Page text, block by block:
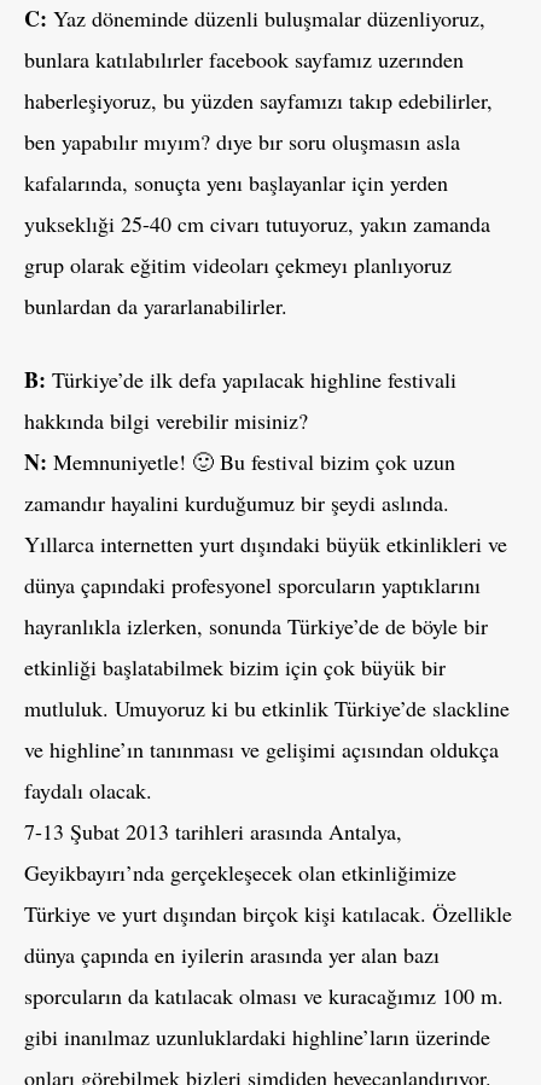
C: Yaz döneminde düzenli buluşmalar düzenliyoruz,
bunlara katılabılırler facebook sayfamız uzerınden
haberleşiyoruz, bu yüzden sayfamızı takıp edebilirler,
ben yapabılır mıyım? dıye bır soru oluşmasın asla
kafalarında, sonuçta yenı başlayanlar için yerden
yukseklıği 25-40 cm civarı tutuyoruz, yakın zamanda
grup olarak eğitim videoları çekmeyı planlıyoruz
bunlardan da yararlanabilirler.
B: Türkiye’de ilk defa yapılacak highline festivali
hakkında bilgi verebilir misiniz?
N: Memnuniyetle! 🙂 Bu festival bizim çok uzun
zamandır hayalini kurduğumuz bir şeydi aslında.
Yıllarca internetten yurt dışındaki büyük etkinlikleri ve
dünya çapındaki profesyonel sporcuların yaptıklarını
hayranlıkla izlerken, sonunda Türkiye’de de böyle bir
etkinliği başlatabilmek bizim için çok büyük bir
mutluluk. Umuyoruz ki bu etkinlik Türkiye’de slackline
ve highline’ın tanınması ve gelişimi açısından oldukça
faydalı olacak.
7-13 Şubat 2013 tarihleri arasında Antalya,
Geyikbayırı’nda gerçekleşecek olan etkinliğimize
Türkiye ve yurt dışından birçok kişi katılacak. Özellikle
dünya çapında en iyilerin arasında yer alan bazı
sporcuların da katılacak olması ve kuracağımız 100 m.
gibi inanılmaz uzunluklardaki highline’ların üzerinde
onları görebilmek bizleri şimdiden heyecanlandırıyor.